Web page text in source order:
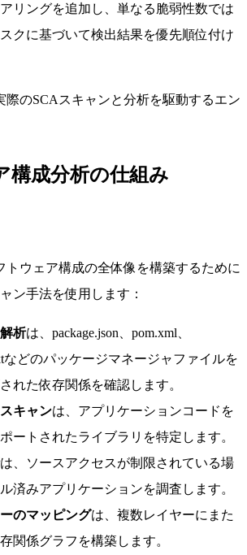
リングを追加し、単なる脆弱性数では
クに基づいて検出結果を優先順位付け
際のSCAスキャンと分析を駆動するエン
構成分析の仕組み
トウェア構成の全体像を構築するために
ン手法を使用します：
析は、package.json、pom.xml、
などのパッケージマネージャファイルを
れた依存関係を確認します。
キャンは、アプリケーションコードを
ートされたライブラリを特定します。
は、ソースアクセスが制限されている場
済みアプリケーションを調査します。
のマッピングは、複数レイヤーにまた
関係グラフを構築します。